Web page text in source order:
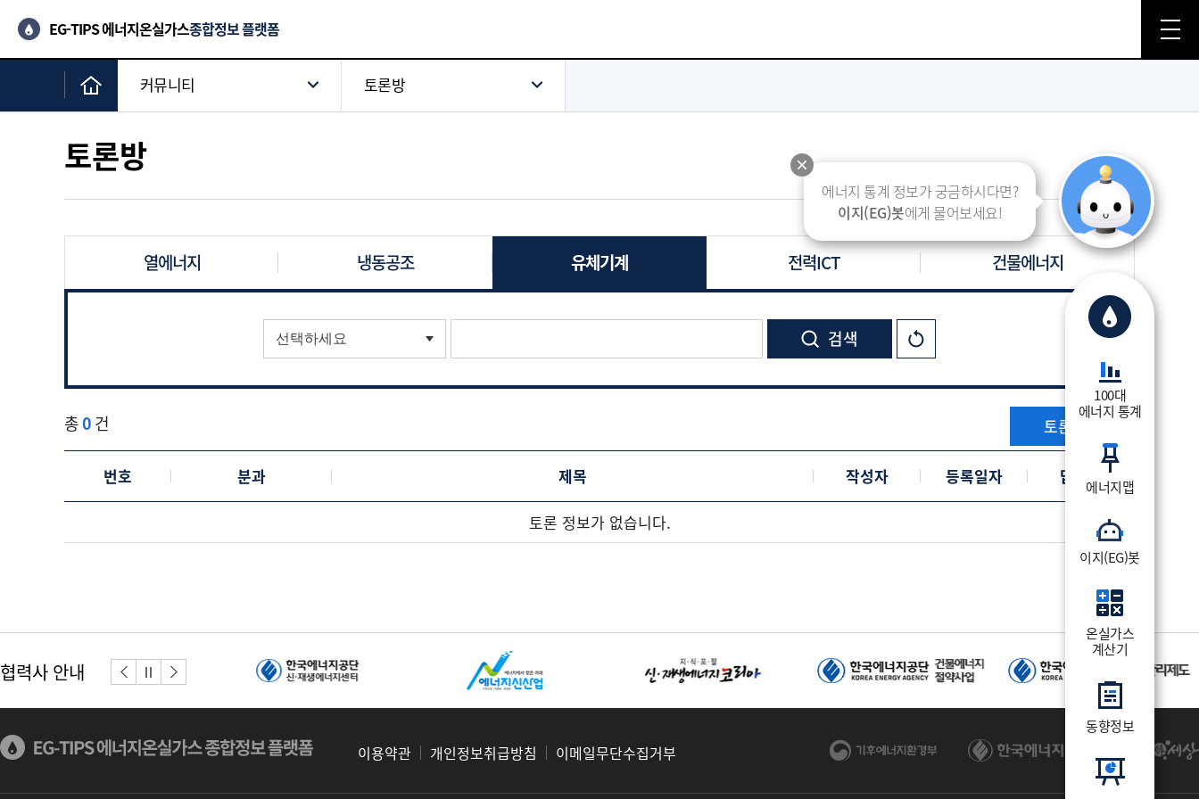
에너지 통계 정보가 궁금하시다면?
이지(EG)봇에게 물어보세요!
100대
에너지 통계
에너지맵
이지(EG)봇
온실가스
계산기
동향정보
EG-TIPS 에너지온실가스종합정보 플랫폼
커뮤니티 토론방
토론방
열에너지 냉동공조 유체기계 전력ICT 건물에너지
총0건 토론등록
번호 분과 제목 작성자 등록일자 답변수
토론 정보가 없습니다.
협력사 안내 정지
이용약관 개인정보취급방침 이메일무단수집거부